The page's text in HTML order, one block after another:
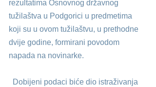
rezultatima Osnovnog državnog
tužilaštva u Podgorici u predmetima
koji su u ovom tužilaštvu, u prethodne
dvije godine, formirani povodom
napada na novinarke.